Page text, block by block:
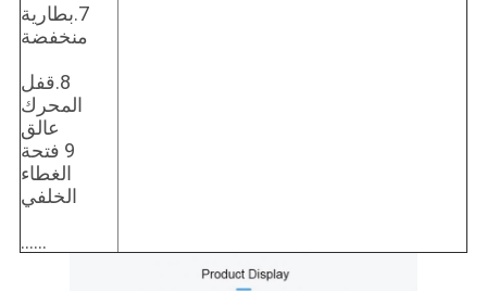
7.بطارية
منخفضة
8.قفل
المحرك
عالق
9 فتحة
الغطاء
الخلفي
......